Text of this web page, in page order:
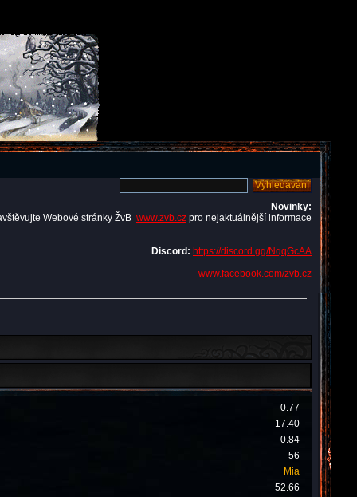
Novinky:
Webové stránky ŽvB www.zvb.cz pro nejaktuálnější informace
Discord: https://discord.gg/NqqGcAA
www.facebook.com/zvb.cz
0.77
17.40
0.84
56
Mia
52.66